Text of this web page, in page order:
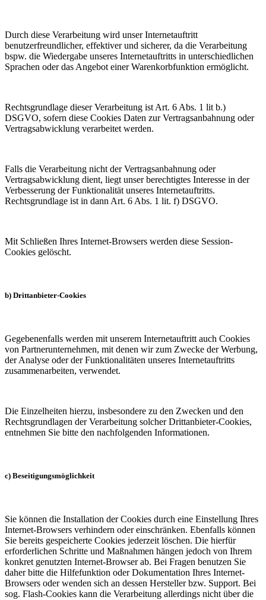
Durch diese Verarbeitung wird unser Internetauftritt
benutzerfreundlicher, effektiver und sicherer, da die Verarbeitung
bspw. die Wiedergabe unseres Internetauftritts in unterschiedlichen
Sprachen oder das Angebot einer Warenkorbfunktion ermöglicht.
Rechtsgrundlage dieser Verarbeitung ist Art. 6 Abs. 1 lit b.)
DSGVO, sofern diese Cookies Daten zur Vertragsanbahnung oder
Vertragsabwicklung verarbeitet werden.
Falls die Verarbeitung nicht der Vertragsanbahnung oder
Vertragsabwicklung dient, liegt unser berechtigtes Interesse in der
Verbesserung der Funktionalität unseres Internetauftritts.
Rechtsgrundlage ist in dann Art. 6 Abs. 1 lit. f) DSGVO.
Mit Schließen Ihres Internet-Browsers werden diese Session-
Cookies gelöscht.
b) Drittanbieter-Cookies
Gegebenenfalls werden mit unserem Internetauftritt auch Cookies
von Partnerunternehmen, mit denen wir zum Zwecke der Werbung,
der Analyse oder der Funktionalitäten unseres Internetauftritts
zusammenarbeiten, verwendet.
Die Einzelheiten hierzu, insbesondere zu den Zwecken und den
Rechtsgrundlagen der Verarbeitung solcher Drittanbieter-Cookies,
entnehmen Sie bitte den nachfolgenden Informationen.
c) Beseitigungsmöglichkeit
Sie können die Installation der Cookies durch eine Einstellung Ihres
Internet-Browsers verhindern oder einschränken. Ebenfalls können
Sie bereits gespeicherte Cookies jederzeit löschen. Die hierfür
erforderlichen Schritte und Maßnahmen hängen jedoch von Ihrem
konkret genutzten Internet-Browser ab. Bei Fragen benutzen Sie
daher bitte die Hilfefunktion oder Dokumentation Ihres Internet-
Browsers oder wenden sich an dessen Hersteller bzw. Support. Bei
sog. Flash-Cookies kann die Verarbeitung allerdings nicht über die